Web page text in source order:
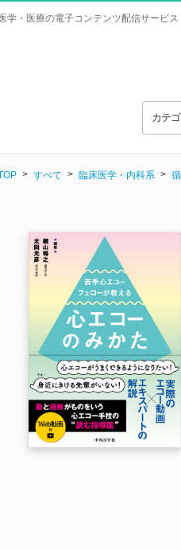
医学・医療の電子コンテンツ配信サービス
カテ
すべて 臨床医学・内科系